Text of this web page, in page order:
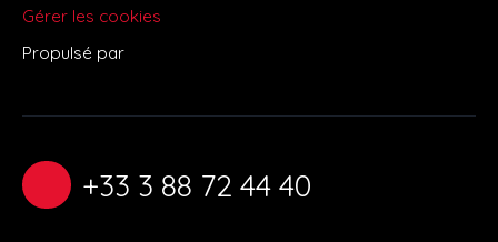
Gérer les cookies
Propulsé par
+33 3 88 72 44 40